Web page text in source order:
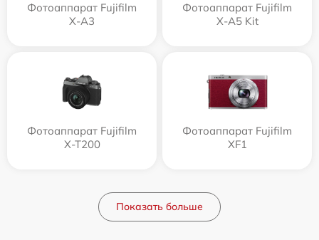
Фотоаппарат Fujifilm
X-A3
Фотоаппарат Fujifilm
X-A5 Kit
Фотоаппарат Fujifilm
X-T200
Фотоаппарат Fujifilm
XF1
Показать больше